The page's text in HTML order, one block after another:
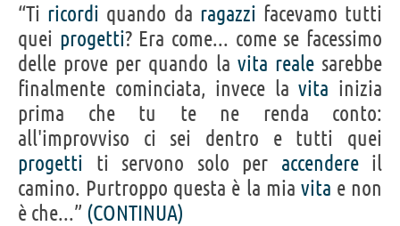
“Ti ricordi quando da ragazzi facevamo tutti
quei progetti? Era come... come se facessimo
delle prove per quando la vita realesarebbe
finalmente cominciata, invece lavita inizia
prima che tu te ne renda conto:
all'improvviso ci sei dentro e tutti quei
progetti ti servono solo per accendereil
camino. Purtroppo questa è la mia vita e non
è che...” (CONTINUA)